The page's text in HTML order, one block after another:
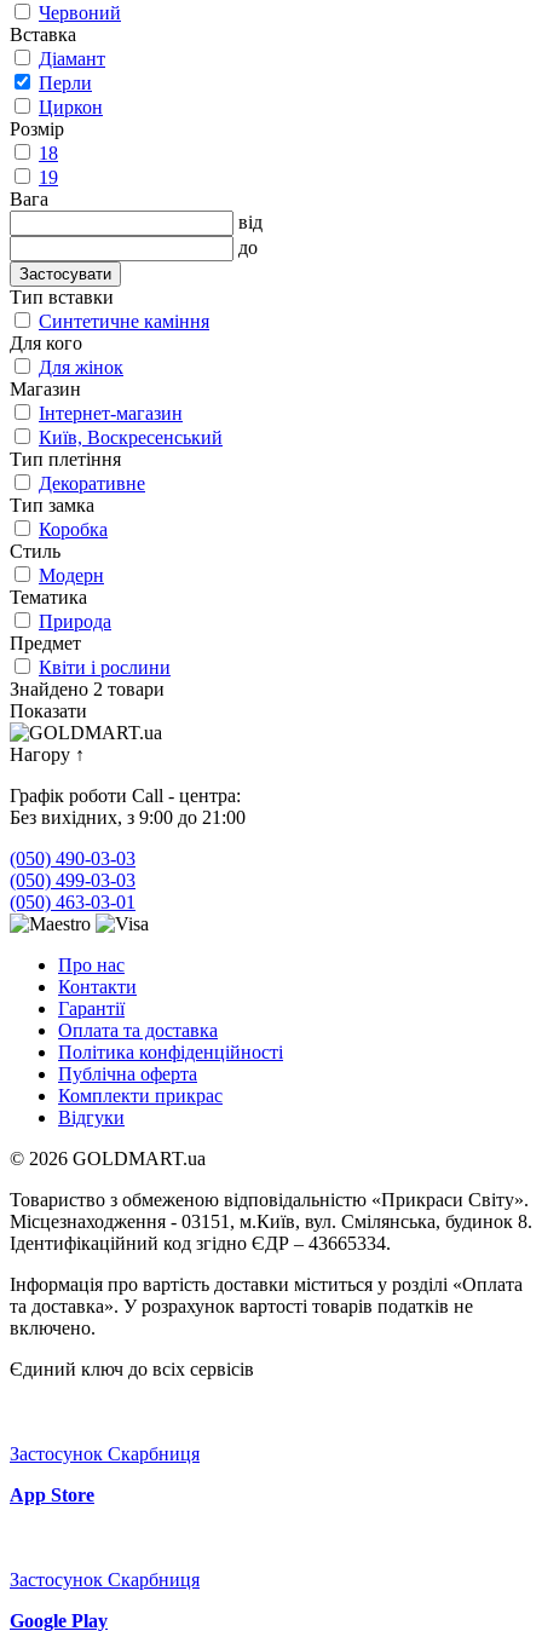
Червоний
Вставка
Діамант
Перли
Циркон
Розмір
18
19
Вага
від
до
Застосувати
Тип вставки
Синтетичне каміння
Для кого
Для жінок
Магазин
Інтернет-магазин
Київ, Воскресенський
Тип плетіння
Декоративне
Тип замка
Коробка
Стиль
Модерн
Тематика
Природа
Предмет
Квіти і рослини
Знайдено 2 товари
Показати
Нагору ↑
Графік роботи Call - центра:
Без вихідних, з 9:00 до 21:00
(050) 490-03-03
(050) 499-03-03
(050) 463-03-01
Про нас
Контакти
Гарантії
Оплата та доставка
Політика конфіденційності
Публічна оферта
Комплекти прикрас
Відгуки
© 2026 GOLDMART.ua
Товариство з обмеженою відповідальністю «Прикраси Світу».
Місцезнаходження - 03151, м.Київ, вул. Смілянська, будинок 8.
Ідентифікаційний код згідно ЄДР – 43665334.
Інформація про вартість доставки міститься у розділі «Оплата
та доставка». У розрахунок вартості товарів податків не
включено.
Єдиний ключ до всіх сервісів
Застосунок Скарбниця
App Store
Застосунок Скарбниця
Google Play